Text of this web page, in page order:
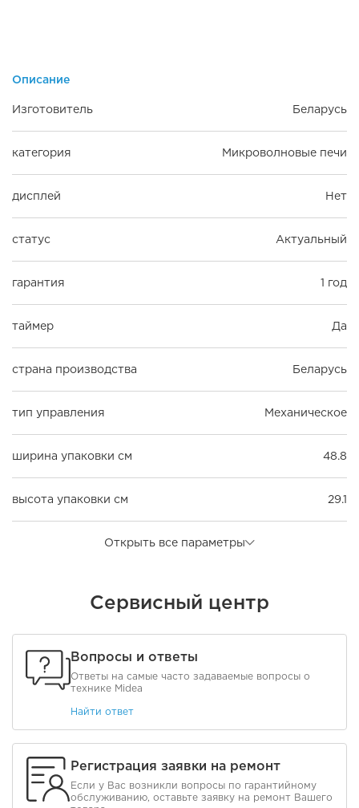
Описание
Изготовитель Беларусь
категория Микроволновые печи
дисплей Нет
статус Актуальный
гарантия 1 год
таймер Да
страна производства Беларусь
тип управления Механическое
ширина упаковки см 48.8
высота упаковки см 29.1
Открыть все параметры
Сервисный центр
Вопросы и ответы
Ответы на самые часто задаваемые вопросы о
технике Midea
Найти ответ
Регистрация заявки на ремонт
Если у Вас возникли вопросы по гарантийному
обслуживанию, оставьте заявку на ремонт Вашего